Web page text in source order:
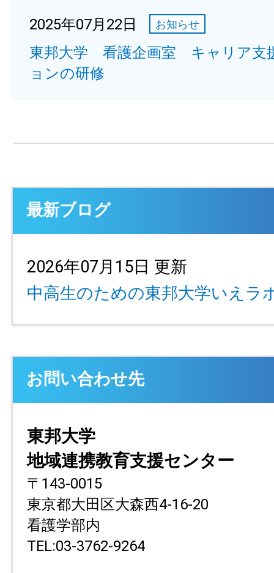
2025年07月22日 お知らせ
東邦大学 看護企画室 キャリア支
ョンの研修
最新ブログ
2026年07月15日 更新
中高生のための東邦大学いえラ
お問い合わせ先
東邦大学
地域連携教育支援センター
〒143-0015
東京都大田区大森西4-16-20
看護学部内
TEL:03-3762-9264